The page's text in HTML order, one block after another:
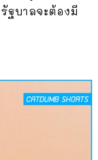
ฐบาลจะต้องมี